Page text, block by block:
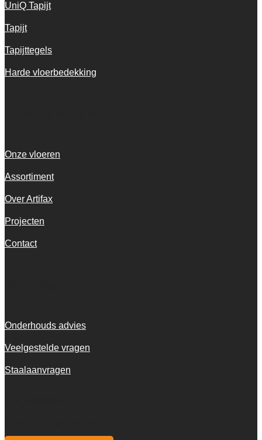
UniQ Tapijt
Tapijt
Tapijttegels
Harde vloerbedekking
Onze vloeren
Assortiment
Over Artifax
Projecten
Contact
Onderhouds advies
Veelgestelde vragen
Staalaanvragen